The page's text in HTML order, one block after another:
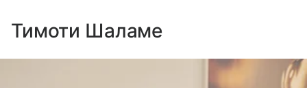
Тимоти Шаламе